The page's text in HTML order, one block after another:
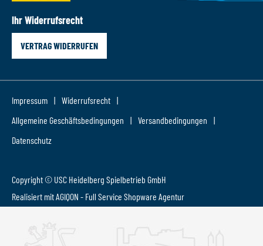
Ihr Widerrufsrecht
VERTRAG WIDERRUFEN
Copyright © USC Heidelberg Spielbetrieb GmbH
Impressum
Widerrufsrecht
Allgemeine Geschäftsbedingungen
Versandbedingungen
Datenschutz
Realisiert mit AGIQON - Full Service Shopware Agentur